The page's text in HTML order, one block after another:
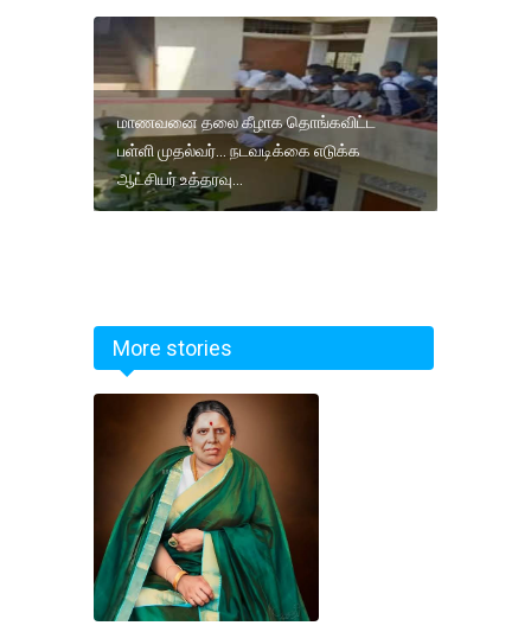
மாணவனை தலை கீழாக தொங்கவிட்ட
பள்ளி முதல்வர்... நடவடிக்கை எடுக்க
ஆட்சியர் உத்தரவு...
More stories